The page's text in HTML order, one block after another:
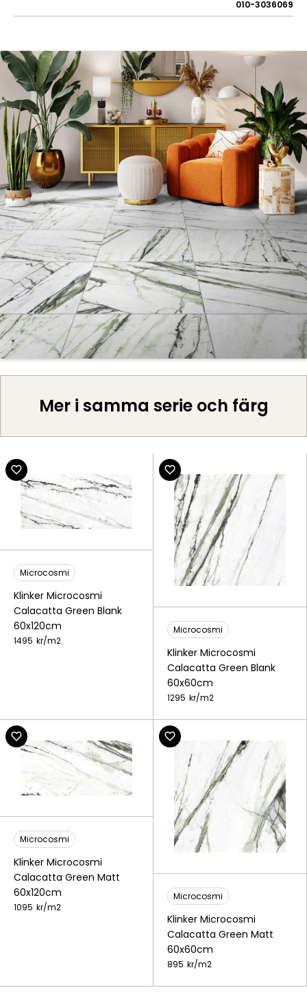
010-3036069
Mer i samma serie och färg
Microcosmi
Klinker Microcosmi
Calacatta Green Blank
60x120cm
1495 kr/m2
Microcosmi
Klinker Microcosmi
Calacatta Green Blank
60x60cm
1295 kr/m2
Microcosmi
Klinker Microcosmi
Calacatta Green Matt
60x120cm
1095 kr/m2
Microcosmi
Klinker Microcosmi
Calacatta Green Matt
60x60cm
895 kr/m2